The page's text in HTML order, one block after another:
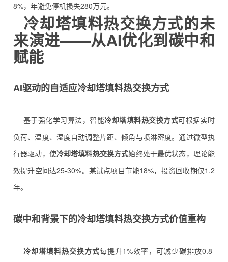
8%，年避免停机损失280万元。
冷却塔填料热交换方式的未
来演进——从AI优化到碳中和
赋能
AI驱动的自适应冷却塔填料热交换方式
基于强化学习算法，智能冷却塔填料热交换方式可根据实时
负荷、温度、湿度自动调整片距、倾角与喷淋密度。通过微型执
行器驱动，使冷却塔填料热交换方式始终处于最优状态，理论能
效提升空间达25-30%。某试点项目节能18%，投资回收期仅1.2
年。
碳中和背景下的冷却塔填料热交换方式价值重构
冷却塔填料热交换方式每提升1%效率，可减少碳排放0.8-